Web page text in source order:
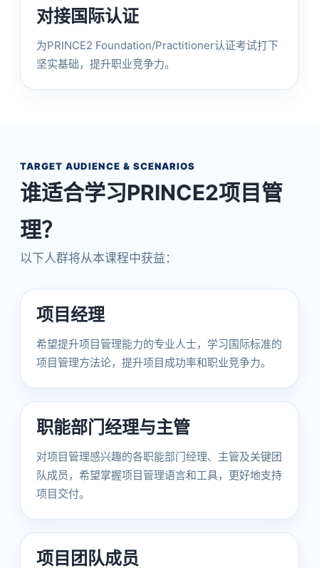
对接国际认证
为PRINCE2 Foundation/Practitioner认证考试打下
坚实基础，提升职业竞争力。
TARGET AUDIENCE & SCENARIOS
谁适合学习PRINCE2项目管
理？
以下人群将从本课程中获益：
项目经理
希望提升项目管理能力的专业人士，学习国际标准的
项目管理方法论，提升项目成功率和职业竞争力。
职能部门经理与主管
对项目管理感兴趣的各职能部门经理、主管及关键团
队成员，希望掌握项目管理语言和工具，更好地支持
项目交付。
项目团队成员